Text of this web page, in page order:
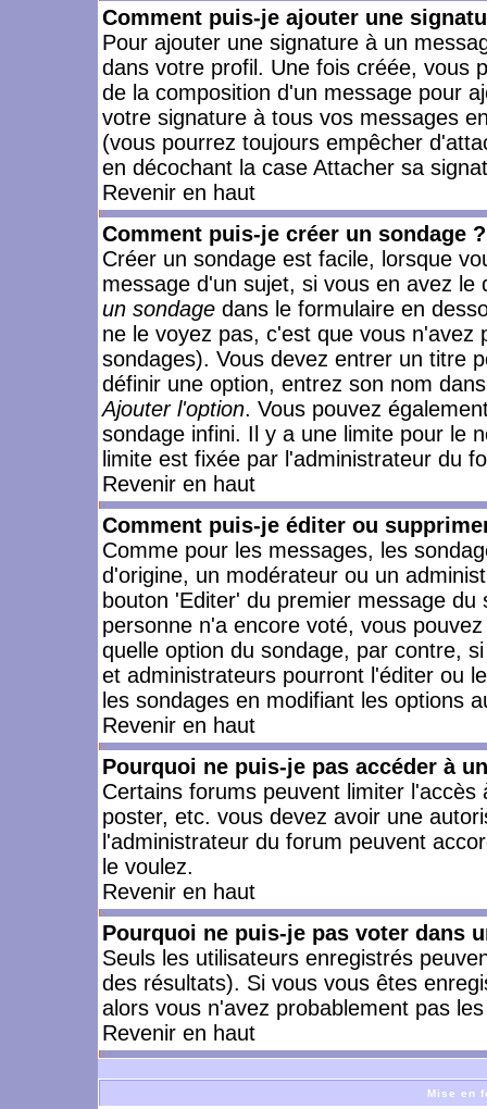
Comment puis-je ajouter une
Pour ajouter une signature à un
dans votre profil. Une fois créée, vous
de la composition d'un message pour
votre signature à tous vos messages
(vous pourrez toujours empêcher
en décochant la case Attacher sa
Revenir en haut
Comment puis-je créer un sondage ?
Créer un sondage est facile, lorsque
message d'un sujet, si vous en avez
un sondage dans le formulaire en
ne le voyez pas, c'est que vous
sondages). Vous devez entrer un titre
définir une option, entrez son nom
Ajouter l'option. Vous pouvez
sondage infini. Il y a une limite pour le
limite est fixée par l'administrateur du
Revenir en haut
Comment puis-je éditer ou
Comme pour les messages, les
d'origine, un modérateur ou un
bouton 'Editer' du premier message
personne n'a encore voté, vous
quelle option du sondage, par contre,
et administrateurs pourront l'éditer ou
les sondages en modifiant les options
Revenir en haut
Pourquoi ne puis-je pas accéder à
Certains forums peuvent limiter
poster, etc. vous devez avoir une
l'administrateur du forum peuvent
le voulez.
Revenir en haut
Pourquoi ne puis-je pas voter dans
Seuls les utilisateurs enregistrés
des résultats). Si vous vous êtes
alors vous n'avez probablement pas
Revenir en haut
Mise en